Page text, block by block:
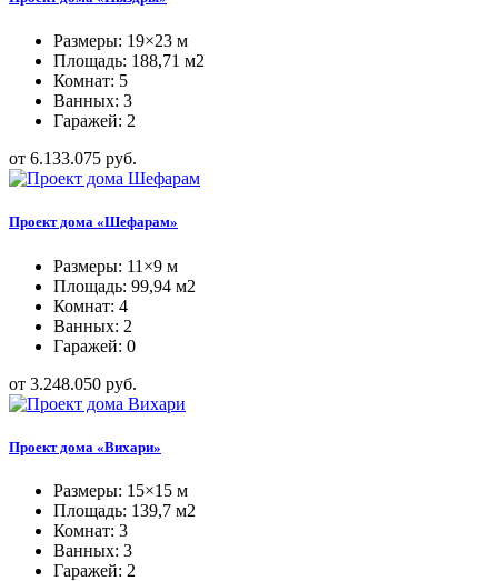
Размеры: 19×23 м
Площадь: 188,71 м2
Комнат: 5
Ванных: 3
Гаражей: 2
от 6.133.075 руб.
Проект дома «Шефарам»
Размеры: 11×9 м
Площадь: 99,94 м2
Комнат: 4
Ванных: 2
Гаражей: 0
от 3.248.050 руб.
Проект дома «Вихари»
Размеры: 15×15 м
Площадь: 139,7 м2
Комнат: 3
Ванных: 3
Гаражей: 2